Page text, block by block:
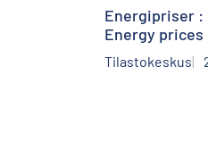
Energipriser :
Energy prices
Tilastokeskus